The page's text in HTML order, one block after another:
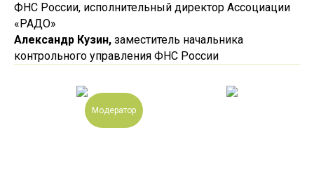
ФНС России, исполнительный директор Ассоциации
«РАДО»
Александр Кузин, заместитель начальника
контрольного управления ФНС России
Модератор